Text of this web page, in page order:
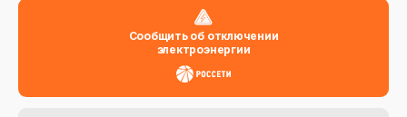
Сообщить об отключении
электроэнергии